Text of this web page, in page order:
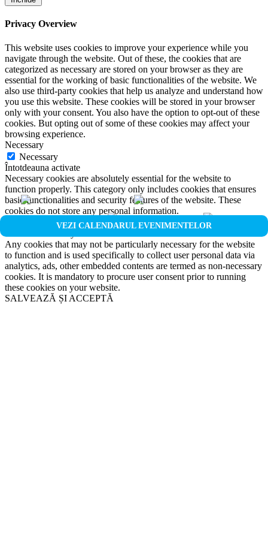
VEZI CALENDARUL EVENIMENTELOR
Privacy Overview
This website uses cookies to improve your experience while you
navigate through the website. Out of these, the cookies that are
categorized as necessary are stored on your browser as they are
essential for the working of basic functionalities of the website. We
also use third-party cookies that help us analyze and understand how
you use this website. These cookies will be stored in your browser
only with your consent. You also have the option to opt-out of these
cookies. But opting out of some of these cookies may affect your
browsing experience.
Necessary
Necessary
Întotdeauna activate
Necessary cookies are absolutely essential for the website to
function properly. This category only includes cookies that ensures
basic functionalities and security features of the website. These
cookies do not store any personal information.
Non-necessary
Any cookies that may not be particularly necessary for the website
to function and is used specifically to collect user personal data via
analytics, ads, other embedded contents are termed as non-necessary
cookies. It is mandatory to procure user consent prior to running
these cookies on your website.
SALVEAZĂ ȘI ACCEPTĂ